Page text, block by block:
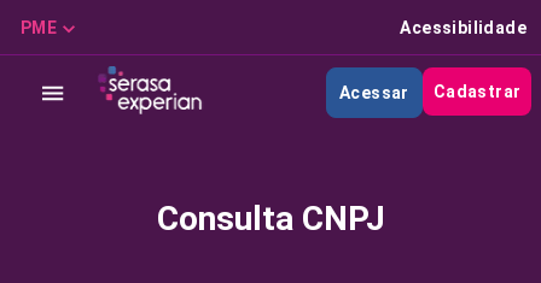
PME Acessibilidade
Acessar Cadastrar
Consulta CNPJ